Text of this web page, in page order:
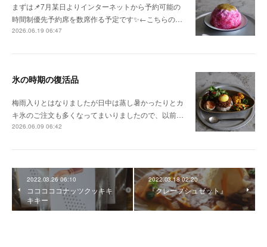
まずは📌7月某日よりインターネットから予約可能の
時間制優先予約席を数席作る予定です✨←こちらの…
2026.06.19 06:47
氷の時期の復活品
梅雨入りとはなりましたが日中は蒸し暑かったりとカ
キ氷のご注文も多くなってまいりましたので、以前…
2026.06.09 06:42
2022.03.26 06:10
コココココナッツクッキキ
キキー
2022.03.18 02:20
『クレープシュゼット』